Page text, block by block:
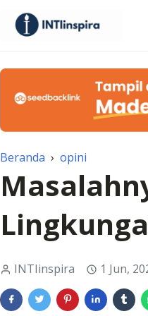
Beranda › opini
INTIinspira 1 Jun,